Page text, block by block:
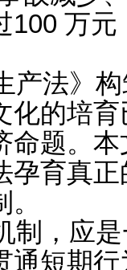
100 万
法》构
化的培
命题。
孕育真
，应是
通短期